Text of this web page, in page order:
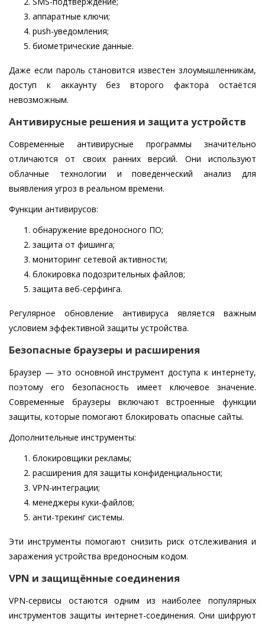
аппаратные ключи;
push-уведомления;
биометрические данные.
Даже если пароль становится известен злоумышленникам,
доступ к аккаунту без второго фактора остаётся
невозможным.
Антивирусные решения и защита устройств
Современные антивирусные программы значительно
отличаются от своих ранних версий. Они используют
облачные технологии и поведенческий анализ для
выявления угроз в реальном времени.
Функции антивирусов:
обнаружение вредоносного ПО;
защита от фишинга;
мониторинг сетевой активности;
блокировка подозрительных файлов;
защита веб-серфинга.
Регулярное обновление антивируса является важным
условием эффективной защиты устройства.
Безопасные браузеры и расширения
Браузер — это основной инструмент доступа к интернету,
поэтому его безопасность имеет ключевое значение.
Современные браузеры включают встроенные функции
защиты, которые помогают блокировать опасные сайты.
Дополнительные инструменты:
блокировщики рекламы;
расширения для защиты конфиденциальности;
VPN-интеграции;
менеджеры куки-файлов;
анти-трекинг системы.
Эти инструменты помогают снизить риск отслеживания и
заражения устройства вредоносным кодом.
VPN и защищённые соединения
VPN-сервисы остаются одним из наиболее популярных
инструментов защиты интернет-соединения. Они шифруют